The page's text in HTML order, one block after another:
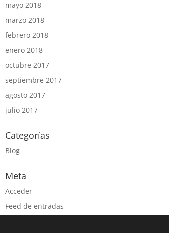
mayo 2018
marzo 2018
febrero 2018
enero 2018
octubre 2017
septiembre 2017
agosto 2017
julio 2017
Categorías
Blog
Meta
Acceder
Feed de entradas